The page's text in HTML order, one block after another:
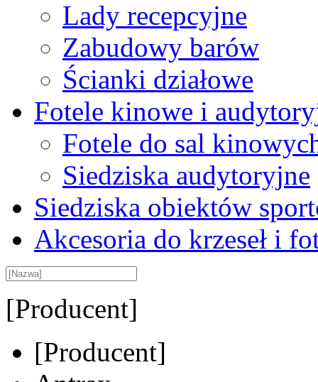
Lady recepcyjne
Zabudowy barów
Ścianki działowe
Fotele kinowe i
Fotele do sal
Siedziska audytoryjne
Siedziska obiektów
Akcesoria do krzeseł i
[Producent]
[Producent]